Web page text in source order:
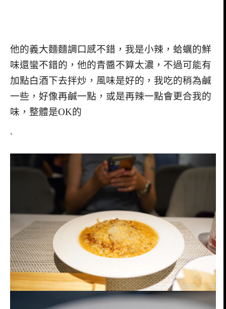
他的義大麵麵調口感不錯，我是小辣，蛤蠣的鮮
味還蠻不錯的，他的青醬不算太濃，不過可能有
加點白酒下去拌炒，風味是好的，我吃的稍為鹹
一些，好像再鹹一點，或是再辣一點會更合我的
味，整體是OK的
`